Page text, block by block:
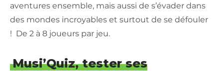
aventures ensemble, mais aussi de s’évader dans
des mondes incroyables et surtout de se défouler
! De 2 à 8 joueurs par jeu.
Musi’Quiz, tester ses